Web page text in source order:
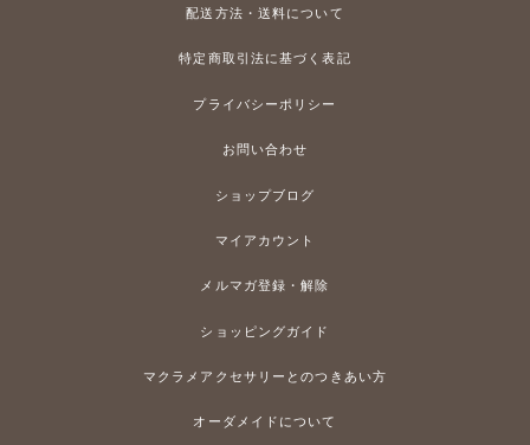
配送方法・送料について
特定商取引法に基づく表記
プライバシーポリシー
お問い合わせ
ショップブログ
マイアカウント
メルマガ登録・解除
ショッピングガイド
マクラメアクセサリーとのつきあい方
オーダメイドについて